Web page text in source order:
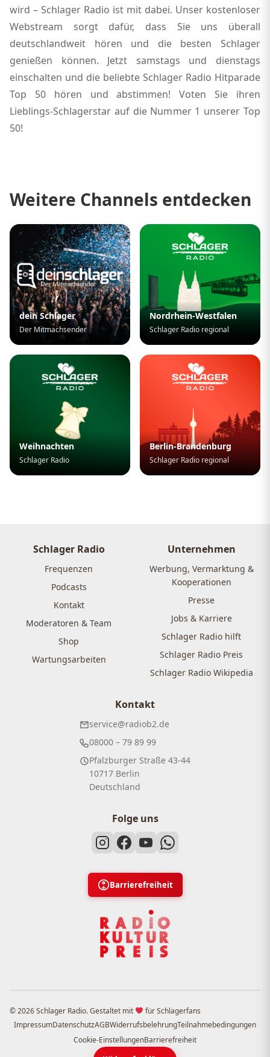
wird – Schlager Radio ist mit dabei. Unser kostenloser
Webstream sorgt dafür, dass Sie uns überall
deutschlandweit hören und die besten Schlager
genießen können. Jetzt samstags und dienstags
einschalten und die beliebte Schlager Radio Hitparade
Top 50 hören und abstimmen! Voten Sie ihren
Lieblings-Schlagerstar auf die Nummer 1 unserer Top
50!
Weitere Channels entdecken
dein Schlager
Der Mitmachsender
Nordrhein-Westfalen
Schlager Radio regional
Weihnachten
Schlager Radio
Berlin-Brandenburg
Schlager Radio regional
Schlager Radio
Frequenzen
Podcasts
Kontakt
Moderatoren & Team
Shop
Wartungsarbeiten
Unternehmen
Werbung, Vermarktung &
Kooperationen
Presse
Jobs & Karriere
Schlager Radio hilft
Schlager Radio Preis
Schlager Radio Wikipedia
Kontakt
service@radiob2.de
08000 – 79 89 99
Pfalzburger Straße 43-44
10717 Berlin
Deutschland
Folge uns
Barrierefreiheit
© 2026 Schlager Radio. Gestaltet mit
für Schlagerfans
ImpressumDatenschutzAGBWiderrufsbelehrungTeilnahmebedingungen
Cookie-EinstellungenBarrierefreiheit